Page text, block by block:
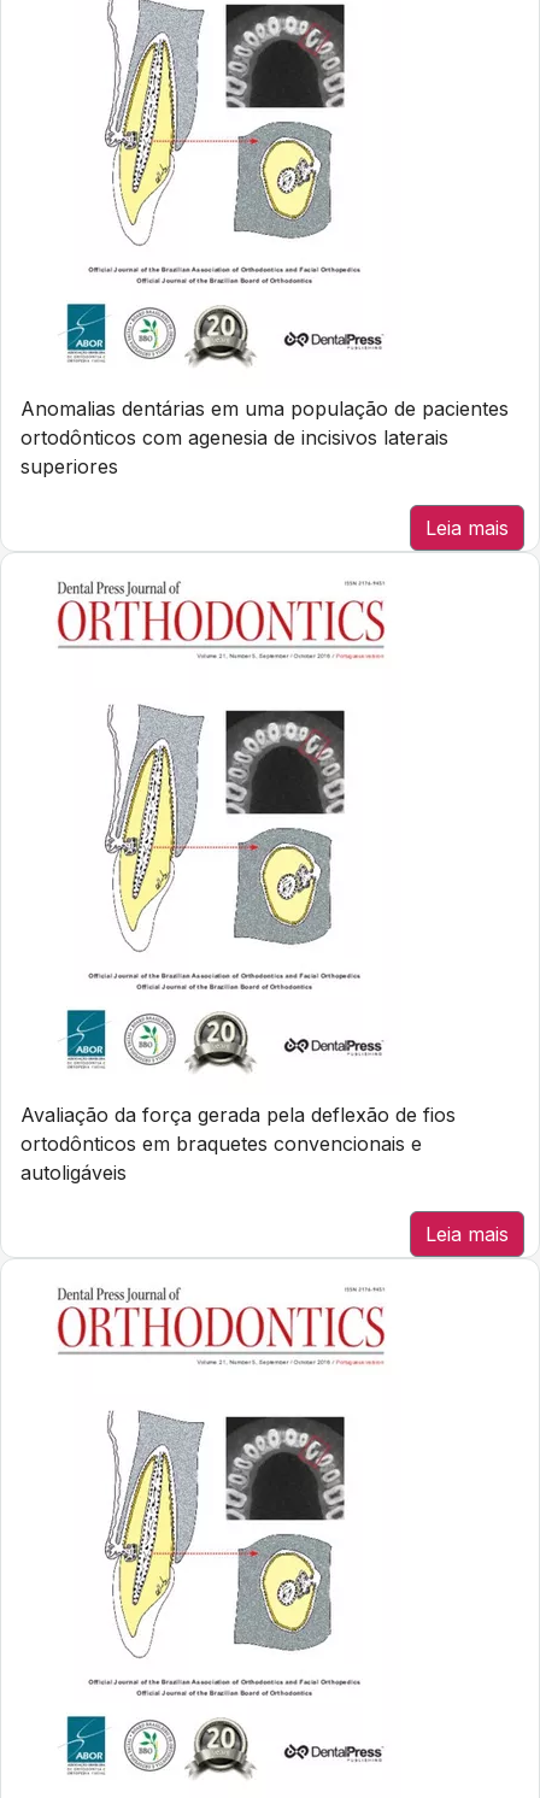
Anomalias dentárias em uma população de pacientes
ortodônticos com agenesia de incisivos laterais
superiores
Leia mais
Avaliação da força gerada pela deflexão de fios
ortodônticos em braquetes convencionais e
autoligáveis
Leia mais